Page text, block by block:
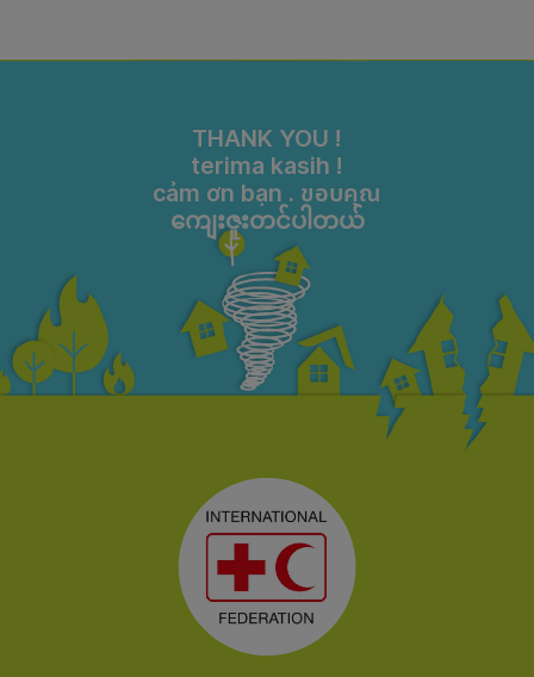
THANK YOU !
terima kasih !
cảm ơn bạn . ขอบคุณ
ကျေးဇူးတင်ပါတယ်